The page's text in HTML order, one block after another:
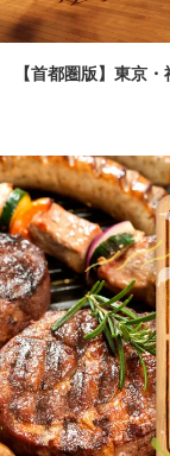
【首都圏版】東京